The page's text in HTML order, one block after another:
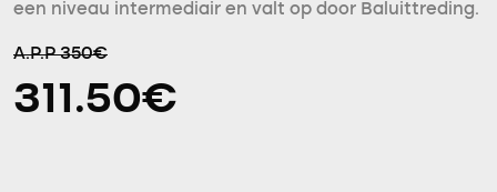
een niveau intermediair en valt op door Baluittreding.
A.P.P 350€
311.50€